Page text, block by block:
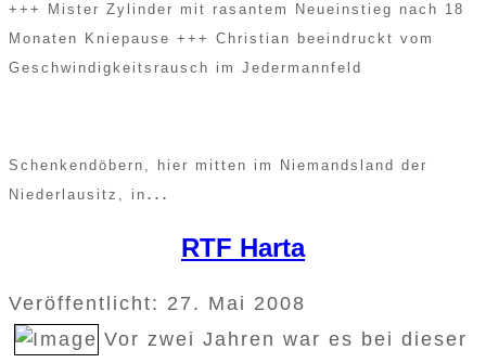
+++ Mister Zylinder mit rasantem Neueinstieg nach 18
Monaten Kniepause +++ Christian beeindruckt vom
Geschwindigkeitsrausch im Jedermannfeld
Schenkendöbern, hier mitten im Niemandsland der
Niederlausitz, in ...
RTF Harta
Veröffentlicht: 27. Mai 2008
Vor zwei Jahren war es bei dieser